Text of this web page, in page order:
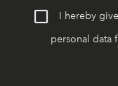
I hereby
personal data